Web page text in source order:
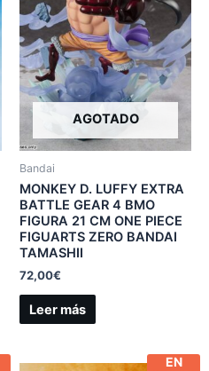
AGOTADO
Bandai
MONKEY D. LUFFY EXTRA
BATTLE GEAR 4 BMO
FIGURA 21 CM ONE PIECE
FIGUARTS ZERO BANDAI
TAMASHII
72,00€
Leer más
EN